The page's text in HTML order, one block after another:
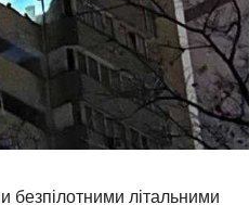
безпілотними літальними